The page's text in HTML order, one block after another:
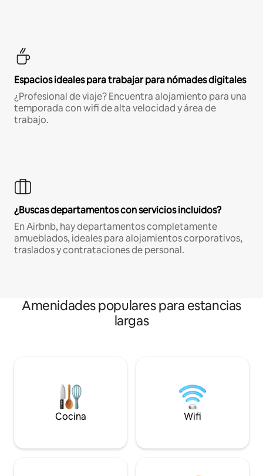
Espacios ideales para trabajar para nómades digitales
¿Profesional de viaje? Encuentra alojamiento para una
temporada con wifi de alta velocidad y área de
trabajo.
¿Buscas departamentos con servicios incluidos?
En Airbnb, hay departamentos completamente
amueblados, ideales para alojamientos corporativos,
traslados y contrataciones de personal.
Amenidades populares para estancias
largas
Cocina Wifi